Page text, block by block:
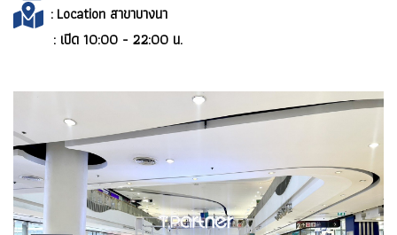
: Location สาขาบางนา
: เปิด 10:00 - 22:00 น.